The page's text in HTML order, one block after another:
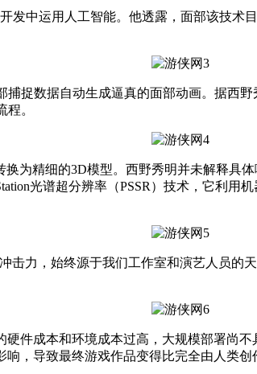
中运用人工智能。他透露，面部该技术
数据自动生成逼真的面部动画。据西野
。
精细的3D模型。西野秀明并未解释具体
光谱超分辨率（PSSR）技术，它利
，始终源于我们工作室和演艺人员的
成本和环境成本过高，大规模部署尚
，导致最终游戏作品变得比完全由人类创